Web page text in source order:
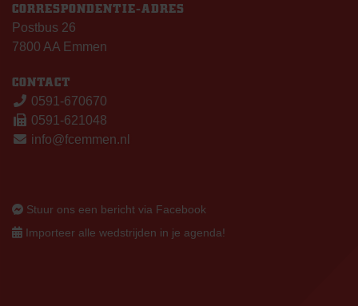
CORRESPONDENTIE-ADRES
Postbus 26
7800 AA Emmen
CONTACT
0591-670670
0591-621048
info@fcemmen.nl
Stuur ons een bericht via Facebook
Importeer alle wedstrijden in je agenda!